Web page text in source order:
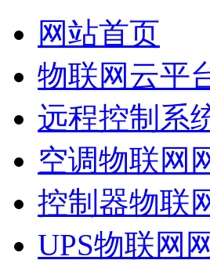
网站首页
物联网云平
远程控制系
空调物联网
控制器物联
UPS物联网